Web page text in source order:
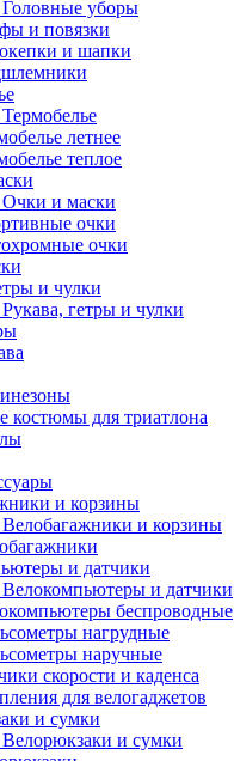
уборы
и повязки
и шапки
летнее
теплое
и маски
очки
очки
и чулки
гетры и чулки
костюмы для триатлона
и корзины
и корзины
и датчики
и датчики
беспроводные
нагрудные
наручные
скорости и каденса
для велогаджетов
и сумки
и сумки